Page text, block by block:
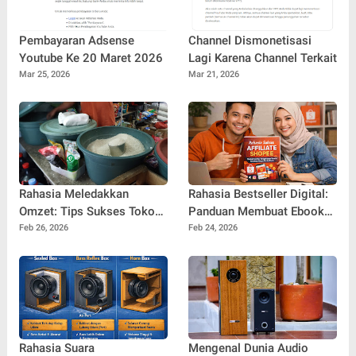
Pembayaran Adsense
Youtube Ke 20 Maret 2026
Mar 25, 2026
Channel Dismonetisasi
Lagi Karena Channel Terkait
Mar 21, 2026
Rahasia Meledakkan
Omzet: Tips Sukses Toko
Sembako tanpa Lokasi
Dibahas!
Feb 26, 2026
Rahasia Bestseller Digital:
Panduan Membuat Ebook
yang Layak Jual dan Siap
Feb 24, 2026
Rahasia Suara
Mengenal Dunia Audio